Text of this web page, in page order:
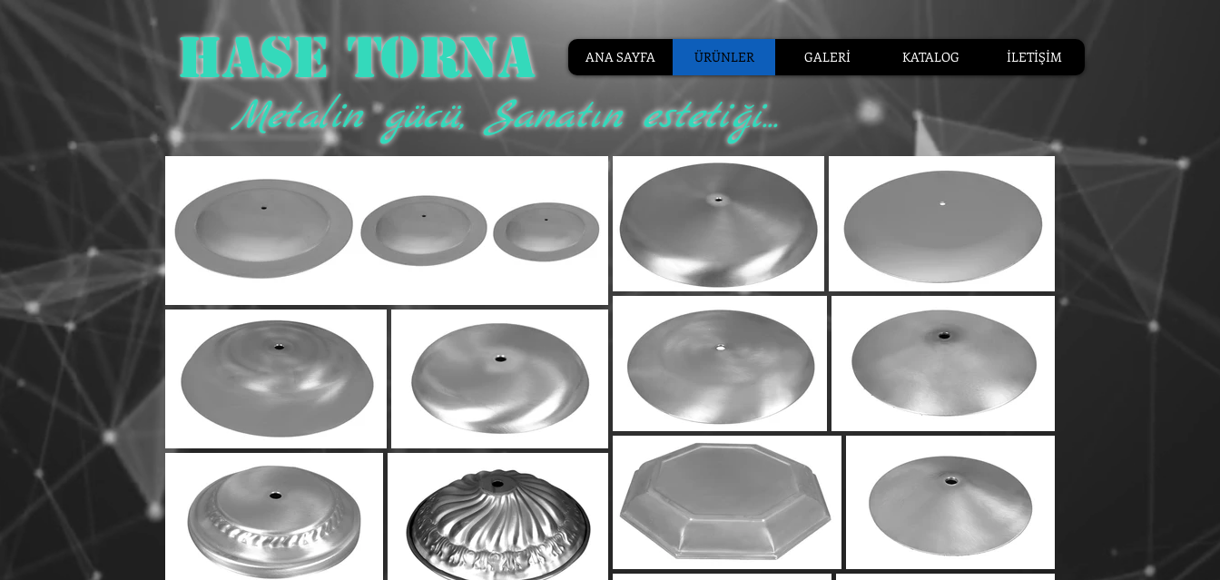
HASE TORNA
Metalin gücü, Sanatın estetiği...
ANA SAYFA ÜRÜNLER GALERİ KATALOG İLETİŞİM